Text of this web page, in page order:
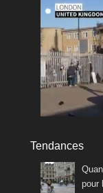
Tendances
pour